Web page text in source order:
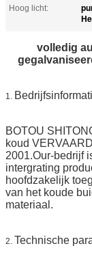
Hoog licht:
volledig
1.
BOTOU
koud
2001.Our-bedrijf
intergrating
hoofdzakelijk
van het koude
materiaal.
2. Technische